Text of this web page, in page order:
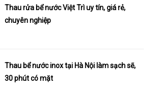
Thau rửa bể nước Việt Trì uy tín, giá rẻ,
chuyên nghiệp
Thau bể nước inox tại Hà Nội làm sạch sẽ,
30 phút có mặt